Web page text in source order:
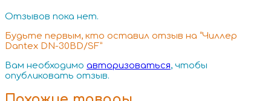
Отзывов пока нет.
Будьте первым, кто оставил отзыв на “Чиллер
Dantex DN-30BD/SF”
Вам необходимо авторизоваться, чтобы
опубликовать отзыв.